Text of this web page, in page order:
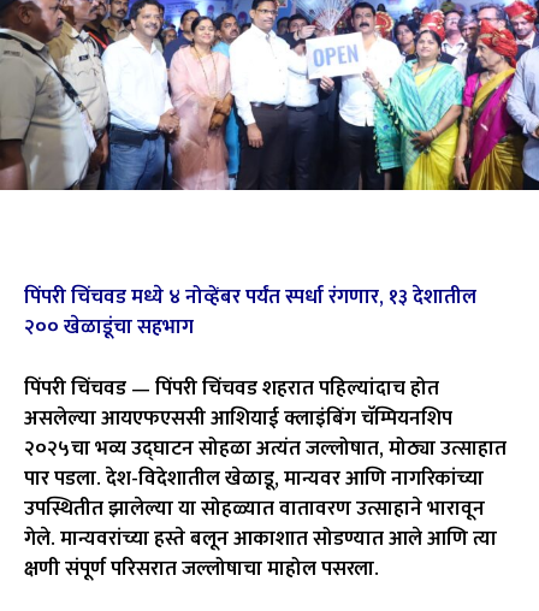
पिंपरी चिंचवड मध्ये ४ नोव्हेंबर पर्यंत स्पर्धा रंगणार, १३ देशातील
२०० खेळाडूंचा सहभाग
पिंपरी चिंचवड — पिंपरी चिंचवड शहरात पहिल्यांदाच होत
असलेल्या आयएफएससी आशियाई क्लाइंबिंग चॅम्पियनशिप
२०२५चा भव्य उद्घाटन सोहळा अत्यंत जल्लोषात, मोठ्या उत्साहात
पार पडला. देश-विदेशातील खेळाडू, मान्यवर आणि नागरिकांच्या
उपस्थितीत झालेल्या या सोहळ्यात वातावरण उत्साहाने भारावून
गेले. मान्यवरांच्या हस्ते बलून आकाशात सोडण्यात आले आणि त्या
क्षणी संपूर्ण परिसरात जल्लोषाचा माहोल पसरला.